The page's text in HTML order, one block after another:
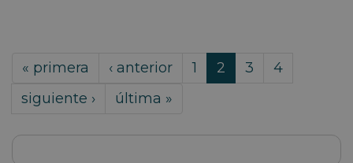
« primera ‹ anterior 1 2 3
4
siguiente ›
última »